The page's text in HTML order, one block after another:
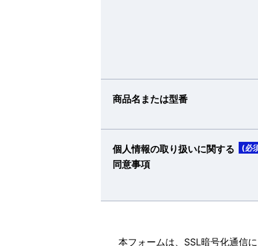
商品名または型番
個人情報の取り扱いに関する
同意事項
(必
本フォームは、SSL暗号化通信